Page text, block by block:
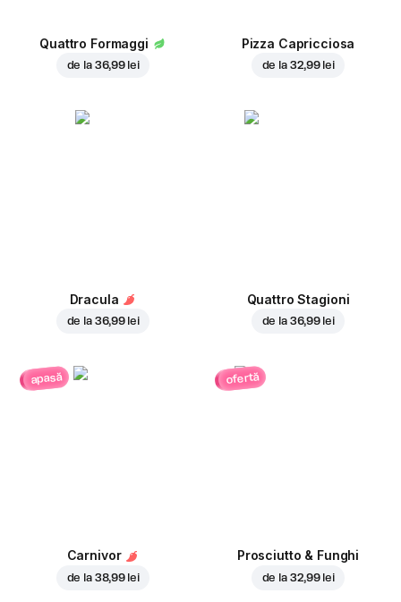
Quattro Formaggi
de la 36,99 lei
Pizza Capricciosa
de la 32,99 lei
Dracula
de la 36,99 lei
Quattro Stagioni
de la 36,99 lei
apasă
Carnivor
de la 38,99 lei
ofertă
Prosciutto & Funghi
de la 32,99 lei